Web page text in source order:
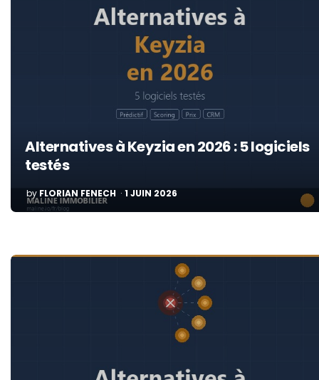
Alternatives à Keyzia en 2026 : 5 logiciels
testés
POSTED
BY
by FLORIAN FENECH 1 JUIN 2026